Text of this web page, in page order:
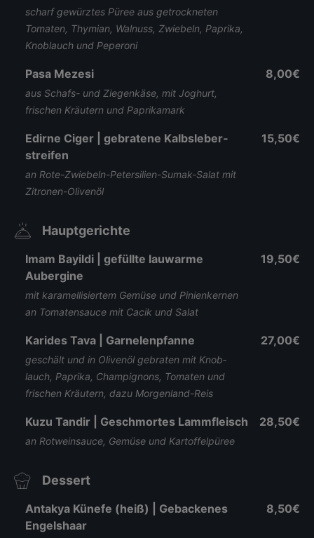
scharf gewürztes Püree aus getrockneten
Tomaten, Thymian, Walnuss, Zwiebeln, Paprika,
Knoblauch und Peperoni
Pasa Mezesi
aus Schafs- und Ziegenkäse, mit Joghurt,
frischen Kräutern und Paprikamark
8,00€
Edirne Ciger | gebratene Kalbs­leber­
streifen
an Rote-Zwiebeln-Petersilien-Sumak-Salat mit
Zitronen-Olivenöl
15,50€
Hauptgerichte
Imam Bayildi | gefüllte lau­warme
Aubergine
mit karamel­lisier­tem Gemüse und Pinien­kernen
an Tomaten­sauce mit Cacik und Salat
19,50€
Karides Tava | Garnelen­pfanne
geschält und in Olivenöl ge­braten mit Knob­
lauch, Paprika, Cham­pig­nons, Tomaten und
frischen Kräutern, dazu Morgen­land-Reis
27,00€
Kuzu Tandir | Geschmortes Lamm­fleisch
an Rotweinsauce, Gemüse und Kartoffel­püree
28,50€
Dessert
Antakya Künefe (heiß) | Gebac­kenes
Engels­haar
8,50€